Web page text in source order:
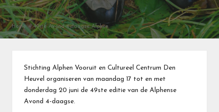
Home»49ste Avond-4-daagse Alphen
Stichting Alphen Vooruit en Cultureel Centrum Den
Heuvel organiseren van maandag 17 tot en met
donderdag 20 juni de 49ste editie van de Alphense
Avond 4-daagse.